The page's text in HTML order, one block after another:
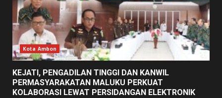
Kota Ambon
KEJATI, PENGADILAN TINGGI DAN KANWIL
PERMASYARAKATAN MALUKU PERKUAT
KOLABORASI LEWAT PERSIDANGAN ELEKTRONIK